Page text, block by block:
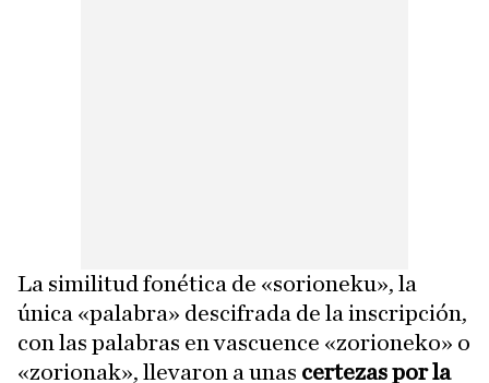
La similitud fonética de «sorioneku», la
única «palabra» descifrada de la inscripción,
con las palabras en vascuence «zorioneko» o
«zorionak», llevaron a unas certezas por la